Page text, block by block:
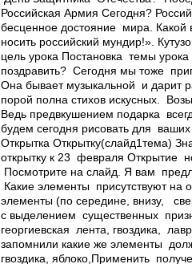
Российская Армия Сегодня?
бесценное достояние мира. Какой
носить российский мундир!».
цель урока Постановка темы
поздравить? Сегодня мы тоже
Она бывает музыкальной и дарит
порой полна стихов искусных.
Ведь предвкушением подарка
будем сегодня рисовать для
Открытка Открытку(слайд1­тема)
открытку к 23 февраля Открытие
Посмотрите на слайд. Я вам
Какие элементы присутствуют на
элементы (по середине, внизу,
с выделением существенных
георгиевская лента, гвоздика,
запомнили какие же элементы
гвоздика, яблоко,Применить